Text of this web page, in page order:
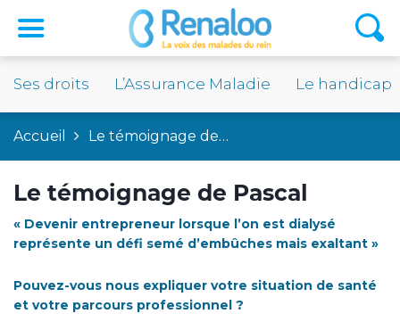
Ses droits L’Assurance Maladie Le handicap
Accueil Le témoignage de…
Le témoignage de Pascal
« Devenir entrepreneur lorsque l’on est dialysé
représente un défi semé d’embûches mais exaltant »
Pouvez-vous nous expliquer votre situation de santé
et votre parcours professionnel ?